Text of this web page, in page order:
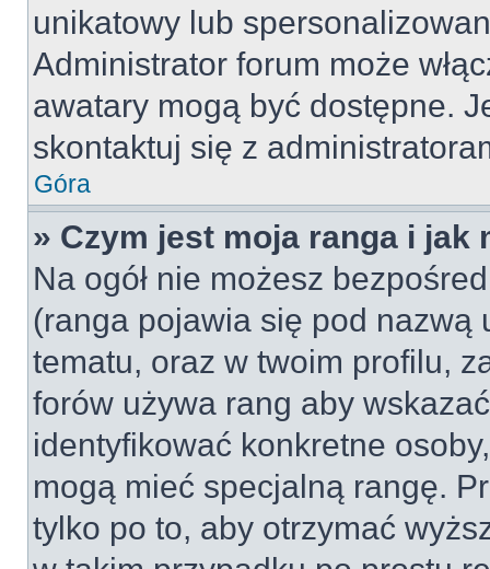
unikatowy lub
Administrator forum może
awatary mogą być dostępne.
skontaktuj się z
Góra
» Czym jest moja ranga i jak
Na ogół nie możesz
(ranga pojawia się pod
tematu, oraz w twoim profilu,
forów używa rang aby
identyfikować konkretne
mogą mieć specjalną rangę.
tylko po to, aby otrzymać